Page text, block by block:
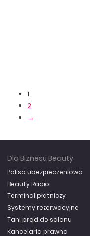
1
2
→
Dla Biznesu Beauty
Polisa ubezpieczeniowa
Beauty Radio
Terminal płatniczy
Systemy rezerwacyjne
Tani prąd do salonu
Kancelaria prawna